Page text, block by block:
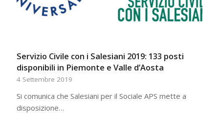
Servizio Civile con i Salesiani 2019: 133 posti
disponibili in Piemonte e Valle d’Aosta
4 Settembre 2019
Si comunica che Salesiani per il Sociale APS mette a
disposizione…